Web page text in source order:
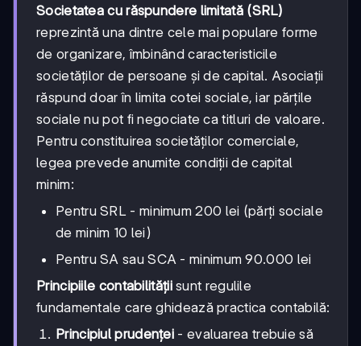
Societatea cu răspundere limitată (SRL)
reprezintă una dintre cele mai populare forme
de organizare, îmbinând caracteristicile
societăților de persoane și de capital. Asociații
răspund doar în limita cotei sociale, iar părțile
sociale nu pot fi negociate ca titluri de valoare.
Pentru constituirea societăților comerciale,
legea prevede anumite condiții de capital
minim:
Pentru SRL - minimum 200 lei (părți sociale
de minim 10 lei)
Pentru SA sau SCA - minimum 90.000 lei
Principiile contabilitățiisunt regulile
fundamentale care ghidează practica contabilă:
Principiul prudenței - evaluarea trebuie să